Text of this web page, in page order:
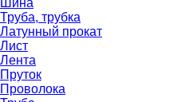
Шина
Труба, трубка
Латунный прокат
Лист
Лента
Пруток
Проволока